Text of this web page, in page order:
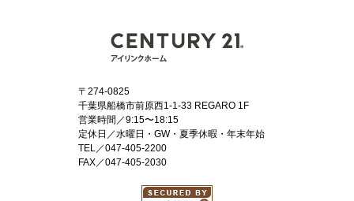
〒274-0825
千葉県船橋市前原西1-1-33 REGARO 1F
営業時間／9:15〜18:15
定休日／水曜日・GW・夏季休暇・年末年始
TEL／047-405-2200
FAX／047-405-2030